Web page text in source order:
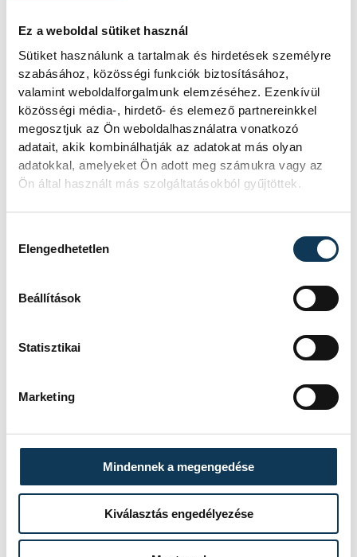
Ez a weboldal sütiket használ
Sütiket használunk a tartalmak és hirdetések személyre
szabásához, közösségi funkciók biztosításához,
valamint weboldalforgalmunk elemzéséhez. Ezenkívül
közösségi média-, hirdető- és elemező partnereinkkel
megosztjuk az Ön weboldalhasználatra vonatkozó
adatait, akik kombinálhatják az adatokat más olyan
adatokkal, amelyeket Ön adott meg számukra vagy az
Ön által használt más szolgáltatásokból gyűjtöttek.
Elengedhetetlen
Beállítások
Statisztikai
Marketing
Mindennek a megengedése
Kiválasztás engedélyezése
- Hogyan tovább, hisz rövidesen kikerülsz
az iskolapadból?
- Az almádi két tannyelvű gimnáziumba
vettek fel. Azért jelentkeztem oda, mert
egy biztos nyelvismeret nagyon sokat
jelent ma. Annak birtokában aztán
természetesen a nagy álom, a
- Példaképek?
Ágnes Magdolna, Oravecz Edit, Udvaros
- Kezdjük a rosszabbal. Egyszer 38 fokos
lázzal kellett egy monológot elmondanom.
A vége felé éreztem, hogy belegabalyodok.
Elővettem nyolcéves korom eszköztárából
a hatásszünetet, s elindultam a súgólyuk
felé, ahonnan már jött is a megváltást
jelentő segélyszó. Mindebből a közönség